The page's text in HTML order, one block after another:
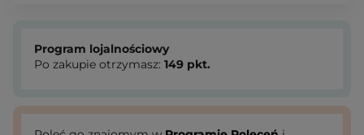
Program lojalnościowy
Po zakupie otrzymasz: 149 pkt.